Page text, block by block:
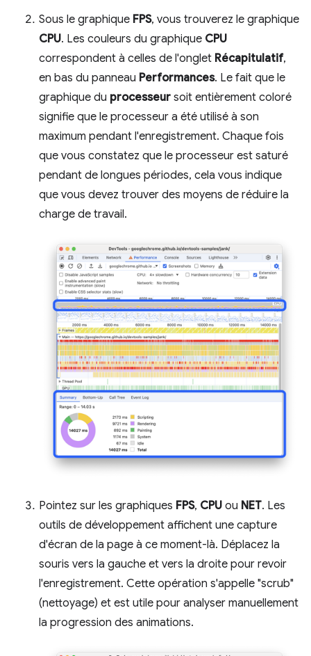
Sous le graphique FPS, vous trouverez le graphique
CPU. Les couleurs du graphique CPU
correspondent à celles de l'onglet Récapitulatif,
en bas du panneau Performances. Le fait que le
graphique du processeur soit entièrement coloré
signifie que le processeur a été utilisé à son
maximum pendant l'enregistrement. Chaque fois
que vous constatez que le processeur est saturé
pendant de longues périodes, cela vous indique
que vous devez trouver des moyens de réduire la
charge de travail.
Pointez sur les graphiques FPS, CPU ou NET. Les
outils de développement affichent une capture
d'écran de la page à ce moment-là. Déplacez la
souris vers la gauche et vers la droite pour revoir
l'enregistrement. Cette opération s'appelle "scrub"
(nettoyage) et est utile pour analyser manuellement
la progression des animations.